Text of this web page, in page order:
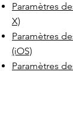
Paramètres
X)
Paramètres
(iOS)
Paramètres